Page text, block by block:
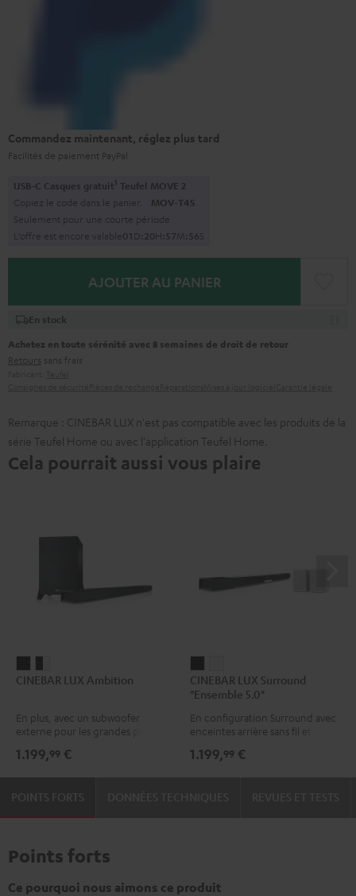
Commandez maintenant, réglez plus tard
Facilités de paiement PayPal
USB-C Casques gratuit1 Teufel MOVE 2
Copiez le code dans le panier. MOV-T4S
Seulement pour une courte période
L’offre est encore valable01D: 20H: 57M: 55S
AJOUTER AU PANIER
En stock
Achetez en toute sérénité avec 8 semaines de droit de retour
Retours sans frais
Remarque : CINEBAR LUX n'est pas compatible avec les produits de la
série Teufel Home ou avec l'application Teufel Home.
Cela pourrait aussi vous plaire
LUX
Noir
LUX
Noir
Blanc
CINEBAR LUX Ambition
En plus, avec un subwoofer
externe pour les grandes pièces
1.199,99 €
LUX
Surround
"Ensemble
Noir
LUX
Surround
"Ensemble
Blanc
CINEBAR LUX Surround
"Ensemble 5.0"
En configuration Surround avec
enceintes arrière sans fil et
1.199,99 €
POINTS FORTS
Points forts
Ce pourquoi nous aimons ce produit